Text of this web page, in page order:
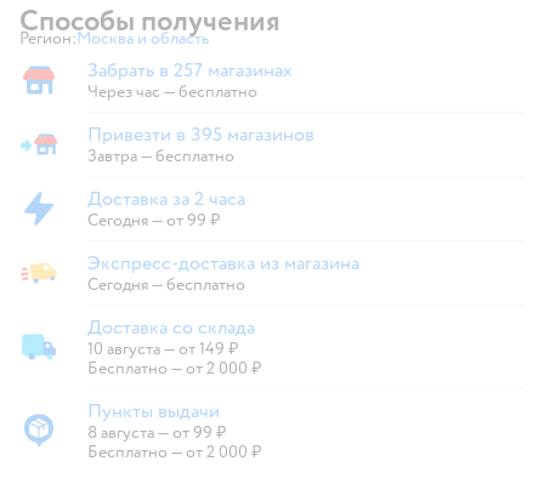
Способы получения
Регион: Выбор адреса доставки.
Москва и область
Забрать в магазине
Забрать в 257 магазинах
Через час — бесплатно
Привезти в магазин
Привезти в 395 магазинов
Завтра—бесплатно
Доставка за 2 часа
Доставка за 2 часа
Сегодня—от 99 ₽
Экспресс-доставка из магазина
Экспресс-доставка из магазина
Сегодня—бесплатно
Доставка со склада
Доставка со склада
10 августа—от 149 ₽
Бесплатно — от 2 000 ₽
Пункты выдачи
Пункты выдачи
8 августа—от 99 ₽
Бесплатно — от 2 000 ₽